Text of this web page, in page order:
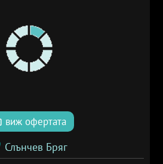
виж офертата
Слънчев Бряг